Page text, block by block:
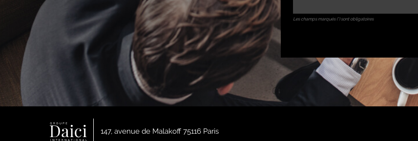
Les champs marqués (*) sont obligatoires
147, avenue de Malakoff 75116 Paris